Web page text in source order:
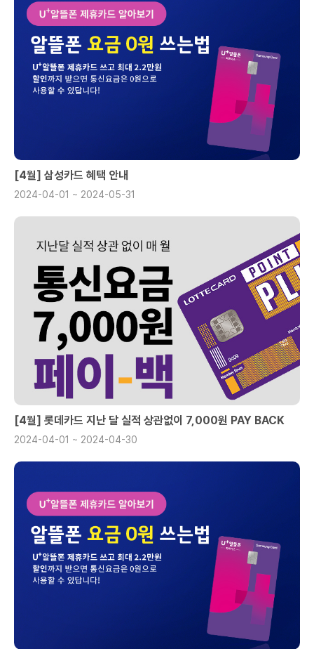
[4월] 삼성카드 혜택 안내
2024-04-01 ~ 2024-05-31
[4월] 롯데카드 지난 달 실적 상관없이 7,000원 PAY BACK
2024-04-01 ~ 2024-04-30